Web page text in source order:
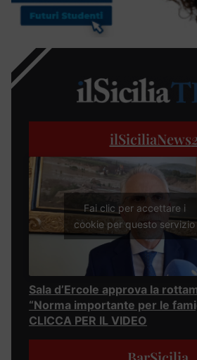
ilSiciliaNews
Fai clic per accettare i
cookie per questo servizio
Sala d’Ercole approva la
“Norma importante per le
CLICCA PER IL VIDEO